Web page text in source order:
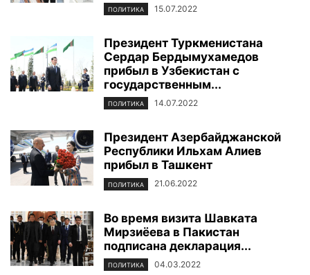
ПОЛИТИКА 15.07.2022
Президент Туркменистана
Сердар Бердымухамедов
прибыл в Узбекистан с
государственным...
ПОЛИТИКА 14.07.2022
Президент Азербайджанской
Республики Ильхам Алиев
прибыл в Ташкент
ПОЛИТИКА 21.06.2022
Во время визита Шавката
Мирзиёева в Пакистан
подписана декларация...
ПОЛИТИКА 04.03.2022